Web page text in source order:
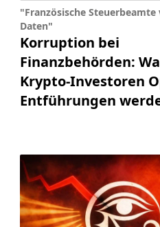
"Französische Steuerbeamte
Daten"
Korruption bei
Finanzbehörden:
Krypto-Investoren
Entführungen